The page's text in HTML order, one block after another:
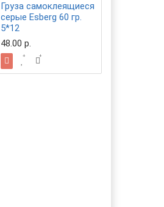
Груза самоклеящиеся
серые Esberg 60 гр.
5*12
48.00 р.